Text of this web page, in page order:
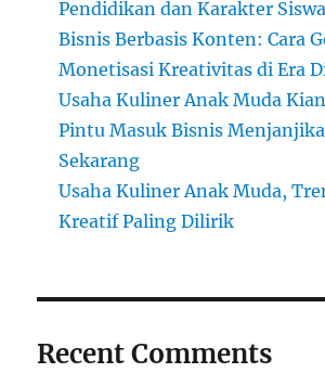
Pendidikan dan Karakter Siswa
Bisnis Berbasis Konten: Cara
Monetisasi Kreativitas di Era
Usaha Kuliner Anak Muda
Pintu Masuk Bisnis
Sekarang
Usaha Kuliner Anak Muda,
Kreatif Paling Dilirik
Recent Comments